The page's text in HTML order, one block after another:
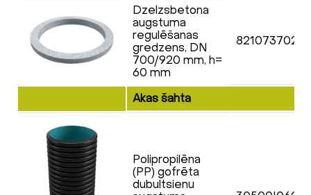
Dzelzsbetona
augstuma
regulēšanas
gredzens, DN
700/920 mm, h=
60 mm
Akas šahta
Polipropilēna
(PP) gofrēta
dubultsienu